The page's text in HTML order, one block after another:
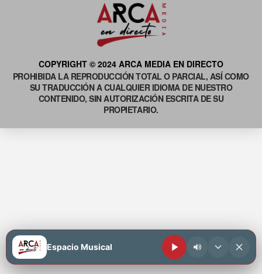
COPYRIGHT © 2024 ARCA MEDIA EN DIRECTO
PROHIBIDA LA REPRODUCCIÓN TOTAL O PARCIAL, ASÍ COMO
SU TRADUCCIÓN A CUALQUIER IDIOMA DE NUESTRO
CONTENIDO, SIN AUTORIZACIÓN ESCRITA DE SU
PROPIETARIO.
Espacio Musical